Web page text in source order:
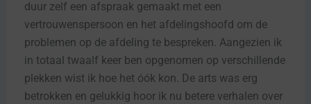
duur zelf een afspraak gemaakt met een
vertrouwenspersoon en het afdelingshoofd om de
problemen op de afdeling te bespreken. Aangezien ik
in totaal twaalf keer ben opgenomen op verschillende
plekken wist ik hoe het óók kon. De arts was erg
betrokken en gelukkig hoor ik nu betere verhalen over